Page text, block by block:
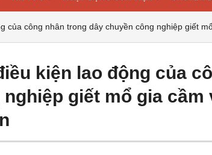
của công nhân trong dây chuyền công nghiệp giết
kiện lao động của
giết mổ gia cầm